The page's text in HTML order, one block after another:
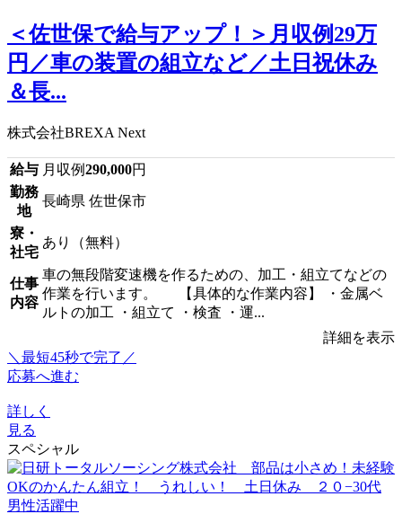
＜佐世保で給与アップ！＞月収例29万
円／車の装置の組立など／土日祝休み
＆長...
株式会社BREXA Next
給与 月収例290,000円
勤務
地
長崎県 佐世保市
寮・
社宅
あり（無料）
仕事
内容
車の無段階変速機を作るための、加工・組立てなどの
作業を行います。 【具体的な作業内容】 ・金属ベ
ルトの加工 ・組立て ・検査 ・運...
詳細を表示
＼最短45秒で完了／
応募へ進む
詳しく
見る
スペシャル